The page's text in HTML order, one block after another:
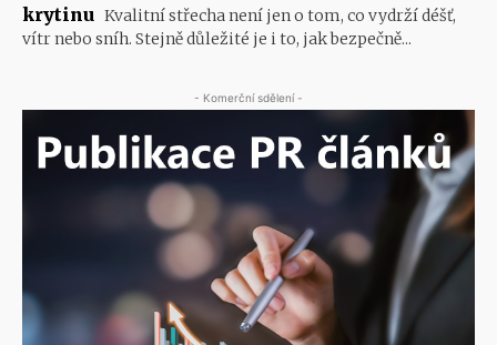
krytinu Kvalitní střecha není jen o tom, co vydrží déšť,
vítr nebo sníh. Stejně důležité je i to, jak bezpečně...
- Komerční sdělení -